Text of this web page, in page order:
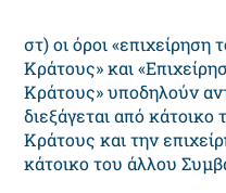
στ) οι όροι
Kράτους» και
Kράτους» υποδηλούν
διεξάγεται από
Kράτους και την
κάτοικο του άλλου